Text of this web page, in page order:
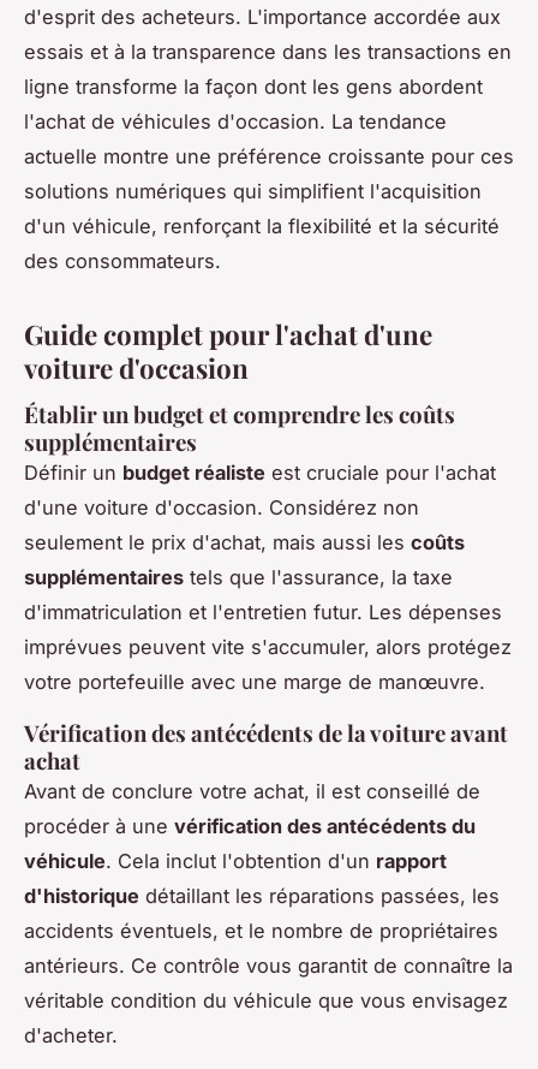
d'esprit des acheteurs. L'importance accordée aux
essais et à la transparence dans les transactions en
ligne transforme la façon dont les gens abordent
l'achat de véhicules d'occasion. La tendance
actuelle montre une préférence croissante pour ces
solutions numériques qui simplifient l'acquisition
d'un véhicule, renforçant la flexibilité et la sécurité
des consommateurs.
Guide complet pour l'achat d'une
voiture d'occasion
Établir un budget et comprendre les coûts
supplémentaires
Définir un budget réaliste est cruciale pour l'achat
d'une voiture d'occasion. Considérez non
seulement le prix d'achat, mais aussi les coûts
supplémentaires tels que l'assurance, la taxe
d'immatriculation et l'entretien futur. Les dépenses
imprévues peuvent vite s'accumuler, alors protégez
votre portefeuille avec une marge de manœuvre.
Vérification des antécédents de la voiture avant
achat
Avant de conclure votre achat, il est conseillé de
procéder à une vérification des antécédents du
véhicule. Cela inclut l'obtention d'un rapport
d'historique détaillant les réparations passées, les
accidents éventuels, et le nombre de propriétaires
antérieurs. Ce contrôle vous garantit de connaître la
véritable condition du véhicule que vous envisagez
d'acheter.